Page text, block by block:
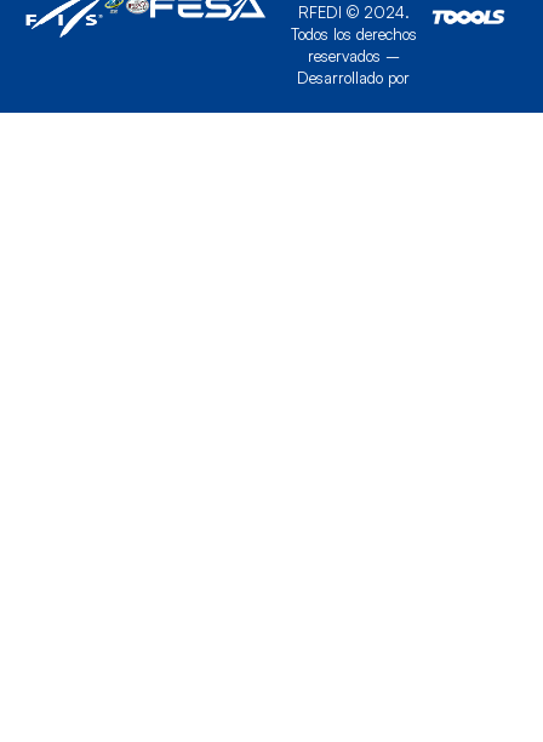
RFEDI © 2024.
Todos los derechos
reservados –
Desarrollado por